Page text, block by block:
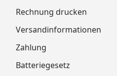
Rechnung drucken
Versandinformationen
Zahlung
Batteriegesetz